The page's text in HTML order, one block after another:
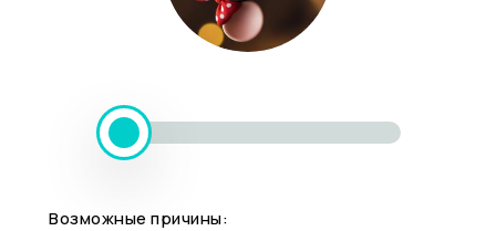
Возможные причины: